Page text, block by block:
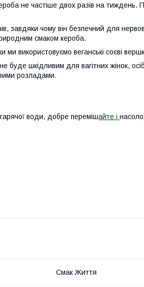
не частіше двох разів на тиждень.
завдяки чому він безпечний для
смаком кероба.
використовуємо веганські соєві
буде шкідливим для вагітних жінок,
розладами.
води, добре перемішайте і
Смак Життя